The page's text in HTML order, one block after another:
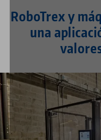
RoboTrex y
una